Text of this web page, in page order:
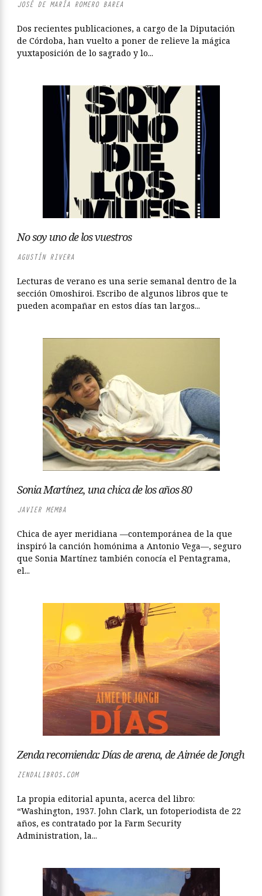
JOSÉ DE MARÍA ROMERO BAREA
Dos recientes publicaciones, a cargo de la Diputación
de Córdoba, han vuelto a poner de relieve la mágica
yuxtaposición de lo sagrado y lo...
No soy uno de los vuestros
AGUSTÍN RIVERA
Lecturas de verano es una serie semanal dentro de la
sección Omoshiroi. Escribo de algunos libros que te
pueden acompañar en estos días tan largos...
Sonia Martínez, una chica de los años 80
JAVIER MEMBA
Chica de ayer meridiana —contemporánea de la que
inspiró la canción homónima a Antonio Vega—, seguro
que Sonia Martínez también conocía el Pentagrama,
el...
Zenda recomienda: Días de arena, de Aimée de Jongh
ZENDALIBROS.COM
La propia editorial apunta, acerca del libro:
“Washington, 1937. John Clark, un fotoperiodista de 22
años, es contratado por la Farm Security
Administration, la...